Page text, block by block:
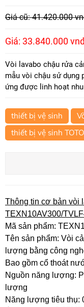
Giá cũ: 41.420.000
Giá: 33.840.000
Vòi lavabo chậu rửa
mẫu vòi chậu sử dụng
ứng được linh hoạt
thiết bị vệ sinh
thiết bị vệ sinh TOTO
Thông tin cơ bản vòi
TEXN10AV300/
Mã sản phẩm:
Tên sản phẩm: Vòi
lượng bằng công
Bao gồm cổ thoát
Nguồn năng lượng:
lượng
Năng lượng tiêu thụ: